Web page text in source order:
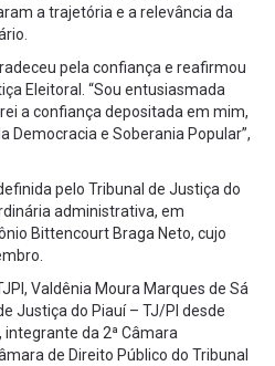
a trajetória e a relevância da
pela confiança e reafirmou
Eleitoral. “Sou entusiasmada
a confiança depositada em mim,
Democracia e Soberania Popular”,
pelo Tribunal de Justiça do
administrativa, em
Bittencourt Braga Neto, cujo
Valdênia Moura Marques de Sá
Justiça do Piauí – TJ/PI desde
integrante da 2ª Câmara
de Direito Público do Tribunal